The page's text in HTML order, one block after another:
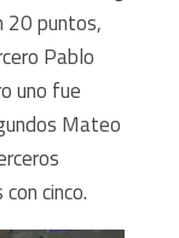
20 puntos,
Pablo
uno fue
Mateo
cinco.